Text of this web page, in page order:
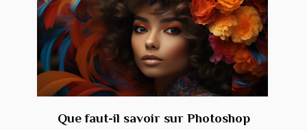
Que faut-il savoir sur Photoshop